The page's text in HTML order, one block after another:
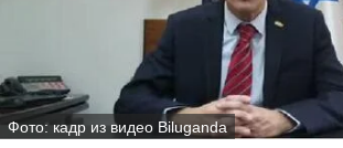
Фото: кадр из видео Biluganda